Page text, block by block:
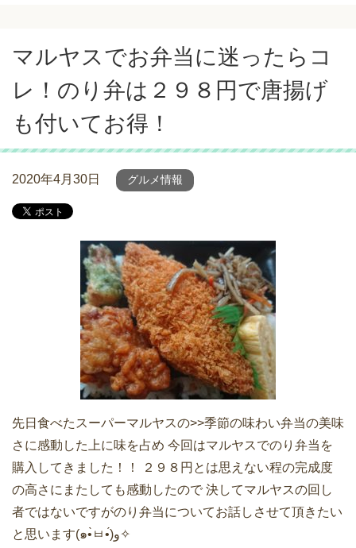
マルヤスでお弁当に迷ったらコ
レ！のり弁は２９８円で唐揚げ
も付いてお得！
2020年4月30日 グルメ情報
先日食べたスーパーマルヤスの>>季節の味わい弁当の美味
さに感動した上に味を占め 今回はマルヤスでのり弁当を
購入してきました！！ ２９８円とは思えない程の完成度
の高さにまたしても感動したので 決してマルヤスの回し
者ではないですがのり弁当についてお話しさせて頂きたい
と思います(๑•̀ㅂ•́)و✧